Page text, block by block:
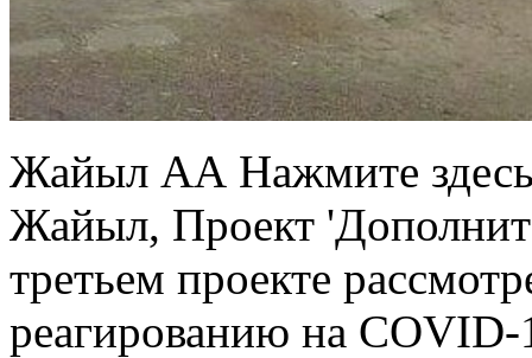
Жайыл АА Нажмите
Жайыл, Проект
третьем проекте
реагированию на COVID-